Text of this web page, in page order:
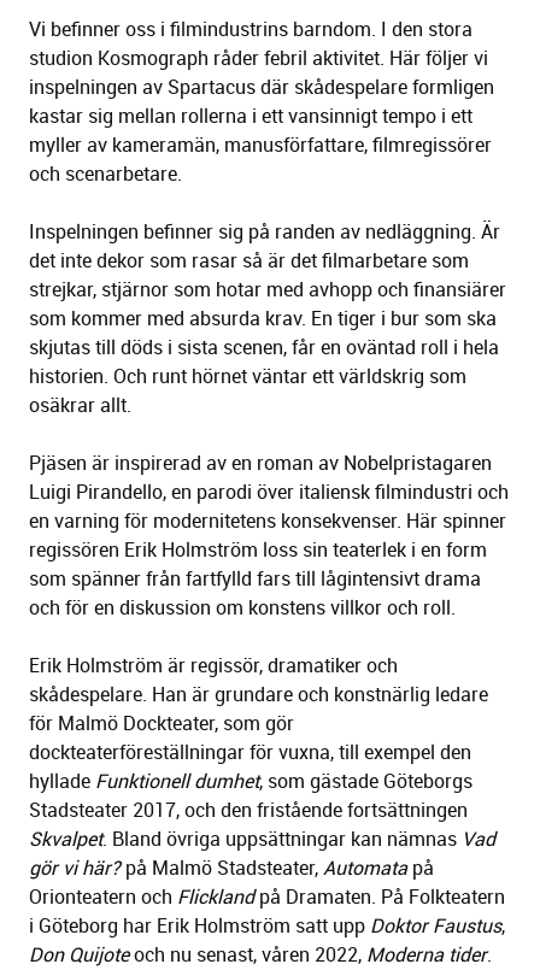
Vi befinner oss i filmindustrins barndom. I den stora
studion Kosmograph råder febril aktivitet. Här följer vi
inspelningen av Spartacus där skådespelare formligen
kastar sig mellan rollerna i ett vansinnigt tempo i ett
myller av kameramän, manusförfattare, filmregissörer
och scenarbetare.
Inspelningen befinner sig på randen av nedläggning. Är
det inte dekor som rasar så är det filmarbetare som
strejkar, stjärnor som hotar med avhopp och finansiärer
som kommer med absurda krav. En tiger i bur som ska
skjutas till döds i sista scenen, får en oväntad roll i hela
historien. Och runt hörnet väntar ett världskrig som
osäkrar allt.
Pjäsen är inspirerad av en roman av Nobelpristagaren
Luigi Pirandello, en parodi över italiensk filmindustri och
en varning för modernitetens konsekvenser. Här spinner
regissören Erik Holmström loss sin teaterlek i en form
som spänner från fartfylld fars till lågintensivt drama
och för en diskussion om konstens villkor och roll.
Erik Holmström är regissör, dramatiker och
skådespelare. Han är grundare och konstnärlig ledare
för Malmö Dockteater, som gör
dockteaterföreställningar för vuxna, till exempel den
hyllade Funktionell dumhet, som gästade Göteborgs
Stadsteater 2017, och den fristående fortsättningen
Skvalpet. Bland övriga uppsättningar kan nämnas Vad
gör vi här?på Malmö Stadsteater,Automatapå
Orionteatern och Flicklandpå Dramaten. På Folkteatern
i Göteborg har Erik Holmström satt upp Doktor Faustus,
Don Quijoteoch nu senast, våren 2022, Moderna tider.